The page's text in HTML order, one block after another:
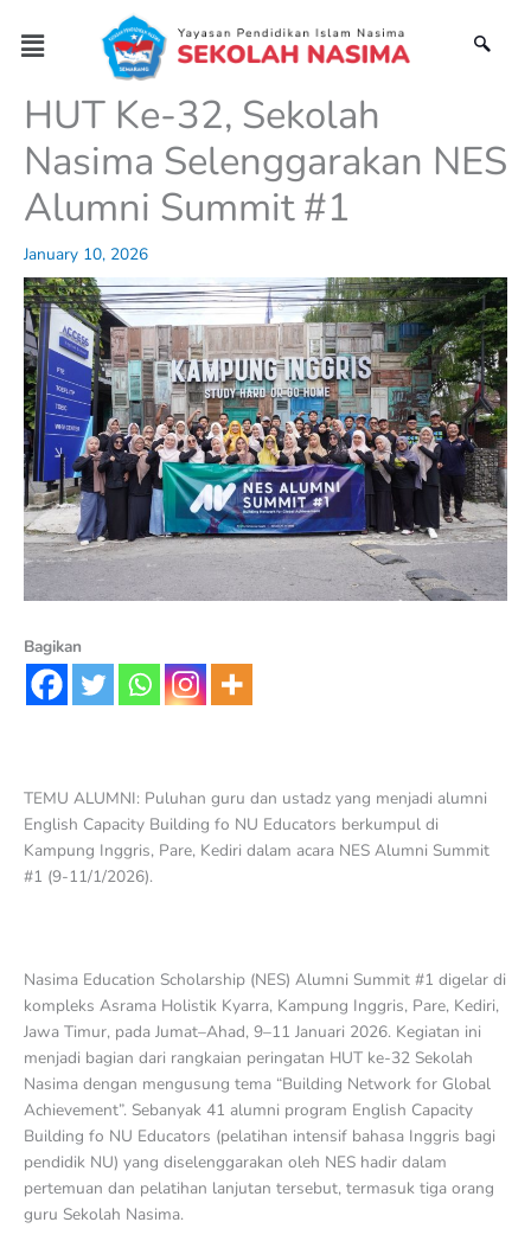
content
Menu
HUT Ke-32, Sekolah
Nasima Selenggarakan NES
Alumni Summit #1
January 10, 2026
Bagikan
TEMU ALUMNI: Puluhan guru dan ustadz yang menjadi alumni
English Capacity Building fo NU Educators berkumpul di
Kampung Inggris, Pare, Kediri dalam acara NES Alumni Summit
#1 (9-11/1/2026).
Nasima Education Scholarship (NES) Alumni Summit #1 digelar di
kompleks Asrama Holistik Kyarra, Kampung Inggris, Pare, Kediri,
Jawa Timur, pada Jumat–Ahad, 9–11 Januari 2026. Kegiatan ini
menjadi bagian dari rangkaian peringatan HUT ke-32 Sekolah
Nasima dengan mengusung tema “Building Network for Global
Achievement”. Sebanyak 41 alumni program English Capacity
Building fo NU Educators (pelatihan intensif bahasa Inggris bagi
pendidik NU) yang diselenggarakan oleh NES hadir dalam
pertemuan dan pelatihan lanjutan tersebut, termasuk tiga orang
guru Sekolah Nasima.